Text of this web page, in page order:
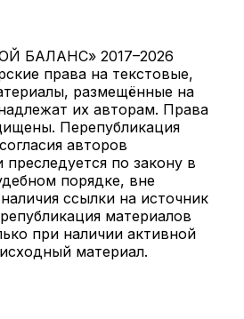
БАЛАНС» 2017–2026
права на текстовые,
размещённые на
их авторам. Права
Перепубликация
авторов
преследуется по закону в
порядке, вне
ссылки на источник
материалов
при наличии активной
материал.